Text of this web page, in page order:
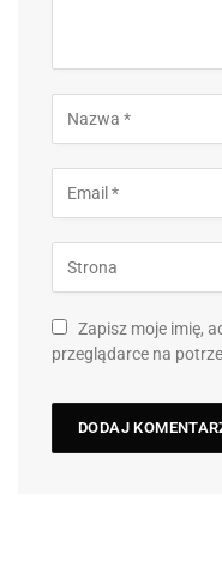
Zapisz moje imię,
przeglądarce na